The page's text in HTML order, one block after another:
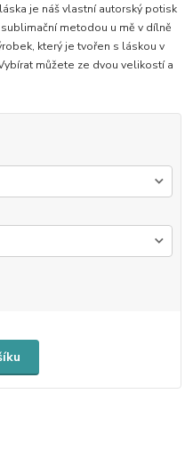
je náš vlastní autorský potisk
metodou u mě v dílně
který je tvořen s láskou v
můžete ze dvou velikostí a